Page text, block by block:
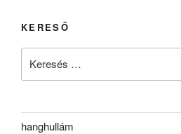
KERESŐ
hanghullám